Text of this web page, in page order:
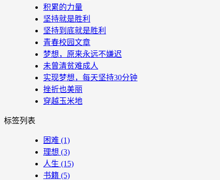
积累的力量
坚持就是胜利
坚持到底就是胜利
青春校园文章
梦想，原来永远不嫌迟
未曾清贫难成人
实现梦想，每天坚持30分钟
挫折也美丽
穿越玉米地
标签列表
困难 (1)
理想 (3)
人生 (15)
书籍 (5)